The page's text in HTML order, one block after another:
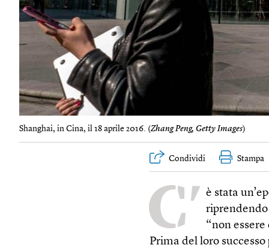
Shanghai, in Cina, il 18 aprile 2016. (Zhang Peng, Getty Images)
Condividi Stampa
C’ è stata
“non essere
Prima del loro